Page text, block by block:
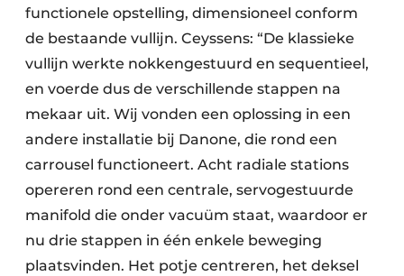
functionele opstelling, dimensioneel conform
de bestaande vullijn. Ceyssens: “De klassieke
vullijn werkte nokkengestuurd en sequentieel,
en voerde dus de verschillende stappen na
mekaar uit. Wij vonden een oplossing in een
andere installatie bij Danone, die rond een
carrousel functioneert. Acht radiale stations
opereren rond een centrale, servogestuurde
manifold die onder vacuüm staat, waardoor er
nu drie stappen in één enkele beweging
plaatsvinden. Het potje centreren, het deksel